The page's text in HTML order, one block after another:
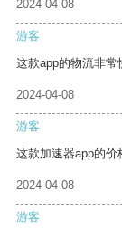
2024-04-08
游客
这款app的物流非常
2024-04-08
游客
这款加速器app的价
2024-04-08
游客